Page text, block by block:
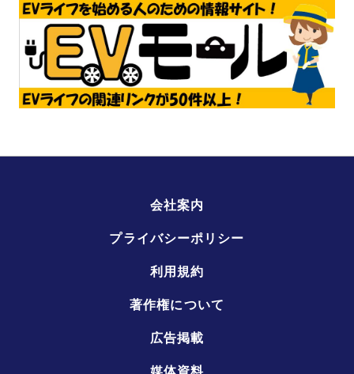
会社案内
プライバシーポリシー
利用規約
著作権について
広告掲載